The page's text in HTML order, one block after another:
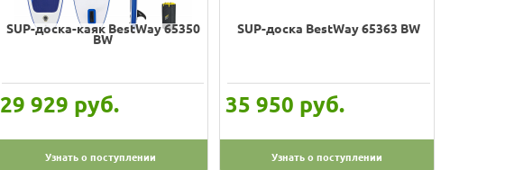
SUP-доска-каяк BestWay 65350
BW
29 929 руб.
Узнать о поступлении
SUP-доска BestWay 65363 BW
35 950 руб.
Узнать о поступлении